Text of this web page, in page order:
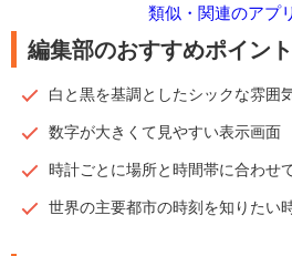
類似・関連のアプ
編集部のおすすめポイント
白と黒を基調としたシックな雰囲
数字が大きくて見やすい表示画面
時計ごとに場所と時間帯に合わせ
世界の主要都市の時刻を知りたい